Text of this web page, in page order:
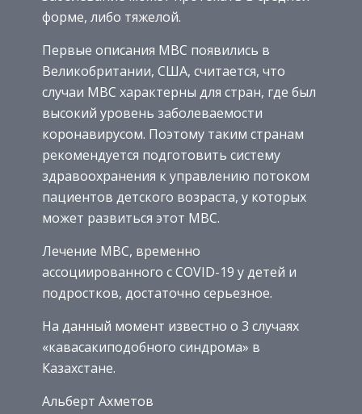
форме, либо тяжелой.
Первые описания МВС появились в
Великобритании, США, считается, что
случаи МВС характерны для стран, где был
высокий уровень заболеваемости
коронавирусом. Поэтому таким странам
рекомендуется подготовить систему
здравоохранения к управлению потоком
пациентов детского возраста, у которых
может развиться этот МВС.
Лечение МВС, временно
ассоциированного с COVID-19 у детей и
подростков, достаточно серьезное.
На данный момент известно о 3 случаях
«кавасакиподобного синдрома» в
Казахстане.
Альберт Ахметов